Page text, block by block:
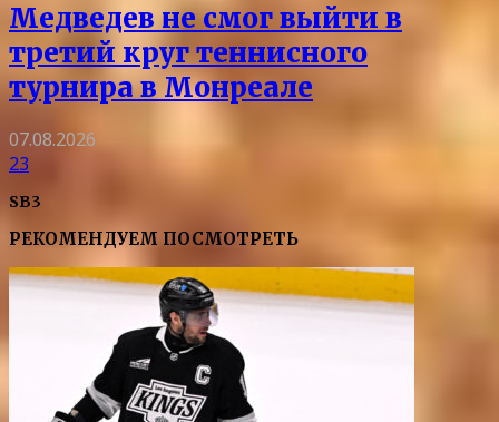
Медведев не смог выйти в
третий круг теннисного
турнира в Монреале
07.08.2026
23
SB3
РЕКОМЕНДУЕМ ПОСМОТРЕТЬ